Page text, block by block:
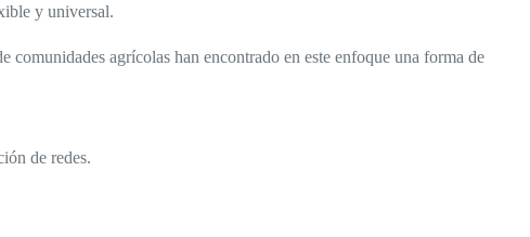
y universal.
agrícolas han encontrado en este enfoque una forma de
de redes.